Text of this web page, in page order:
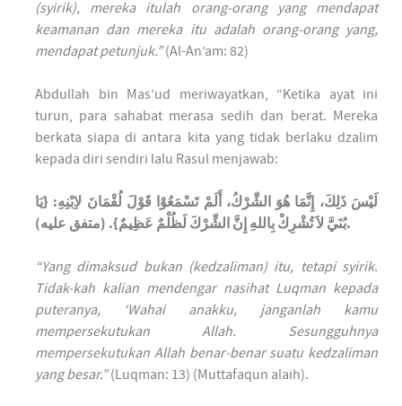
(syirik), mereka itulah orang-orang yang mendapat
keamanan dan mereka itu adalah orang-orang yang,
mendapat petunjuk.”(Al-An’am: 82)
Abdullah bin Mas’ud meriwayatkan, “Ketika ayat ini
turun, para sahabat merasa sedih dan berat. Mereka
berkata siapa di antara kita yang tidak berlaku dzalim
kepada diri sendiri lalu Rasul menjawab:
لَيْسَ ذَلِكَ، إِنَّمَا هُوَ الشِّرْكُ، أَلَمْ تَسْمَعُوْا قَوْلَ لُقْمَانَ لاِبْنِهِ: {يَا
بُنَيَّ لاَ تُشْرِكْ بِاللهِ إِنَّ الشِّرْكَ لَظُلْمٌ عَظِيمٌ}. (متفق عليه).
“Yang dimaksud bukan (kedzaliman) itu, tetapi syirik.
Tidak-kah kalian mendengar nasihat Luqman kepada
puteranya, ‘Wahai anakku, janganlah kamu
mempersekutukan Allah. Sesungguhnya
mempersekutukan Allah benar-benar suatu kedzaliman
yang besar.”(Luqman: 13) (Muttafaqun alaih).